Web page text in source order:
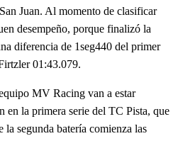
Juan. Al momento de clasificar
desempeño, porque finalizó la
diferencia de 1seg440 del primer
01:43.079.
MV Racing van a estar
en la primera serie del TC Pista, que
segunda batería comienza las